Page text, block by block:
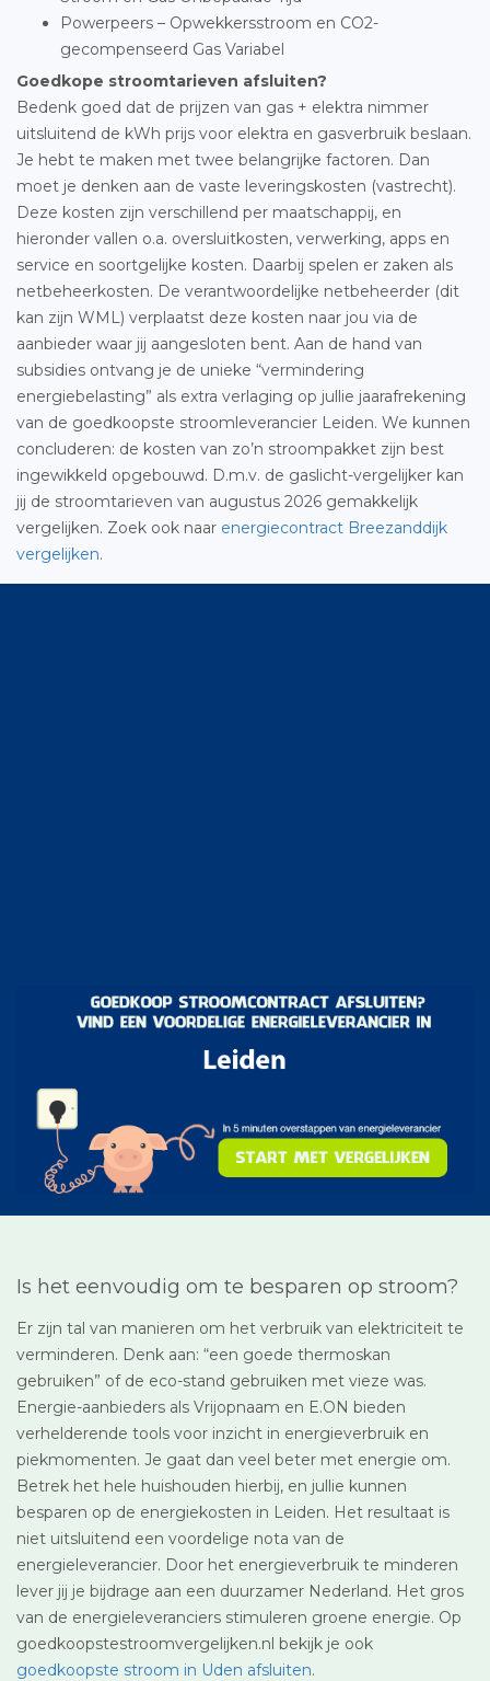
Powerpeers – Opwekkersstroom en CO2-
gecompenseerd Gas Variabel
Goedkope stroomtarieven afsluiten?
Bedenk goed dat de prijzen van gas + elektra nimmer
uitsluitend de kWh prijs voor elektra en gasverbruik beslaan.
Je hebt te maken met twee belangrijke factoren. Dan
moet je denken aan de vaste leveringskosten (vastrecht).
Deze kosten zijn verschillend per maatschappij, en
hieronder vallen o.a. oversluitkosten, verwerking, apps en
service en soortgelijke kosten. Daarbij spelen er zaken als
netbeheerkosten. De verantwoordelijke netbeheerder (dit
kan zijn WML) verplaatst deze kosten naar jou via de
aanbieder waar jij aangesloten bent. Aan de hand van
subsidies ontvang je de unieke “vermindering
energiebelasting” als extra verlaging op jullie jaarafrekening
van de goedkoopste stroomleverancier Leiden. We kunnen
concluderen: de kosten van zo’n stroompakket zijn best
ingewikkeld opgebouwd. D.m.v. de gaslicht-vergelijker kan
jij de stroomtarieven van augustus 2026 gemakkelijk
vergelijken. Zoek ook naar energiecontract Breezanddijk
vergelijken.
Is het eenvoudig om te besparen op stroom?
Er zijn tal van manieren om het verbruik van elektriciteit te
verminderen. Denk aan: “een goede thermoskan
gebruiken” of de eco-stand gebruiken met vieze was.
Energie-aanbieders als Vrijopnaam en E.ON bieden
verhelderende tools voor inzicht in energieverbruik en
piekmomenten. Je gaat dan veel beter met energie om.
Betrek het hele huishouden hierbij, en jullie kunnen
besparen op de energiekosten in Leiden. Het resultaat is
niet uitsluitend een voordelige nota van de
energieleverancier. Door het energieverbruik te minderen
lever jij je bijdrage aan een duurzamer Nederland. Het gros
van de energieleveranciers stimuleren groene energie. Op
goedkoopstestroomvergelijken.nl bekijk je ook
goedkoopste stroom in Uden afsluiten.